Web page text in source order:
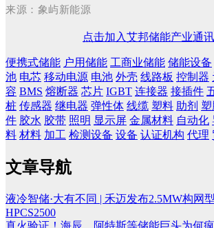
来源：象屿新能源
点击加入艾邦储能产业通
便携式储能 户用储能 工商业储能 储能设备
池 电芯 移动电源 电池 外壳 线路板 控制器
容 BMS 熔断器 芯片 IGBT 连接器 接插件
桩 传感器 继电器 弹性体 线缆 塑料 助剂
件 胶水 胶带 照明 显示屏 金属材料 自动化
料 材料 加工 检测设备 设备 认证机构 代理
文章导航
液冷智储·大有不同 | 禾迈发布2.5MW构网
HPCS2500